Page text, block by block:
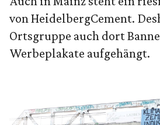
von HeidelbergCement.
Ortsgruppe auch dort
Werbeplakate aufgehängt.